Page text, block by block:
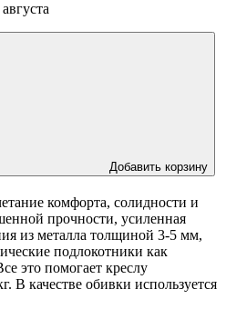
Добавить корзину
комфорта, солидности и
прочности, усиленная
из металла толщиной 3-5 мм,
подлокотники как
это помогает креслу
В качестве обивки используется